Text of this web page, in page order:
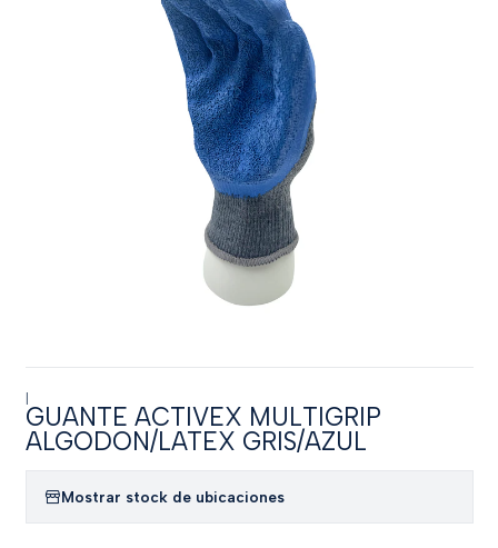
|
GUANTE ACTIVEX MULTIGRIP
ALGODON/LATEX GRIS/AZUL
Mostrar stock de ubicaciones